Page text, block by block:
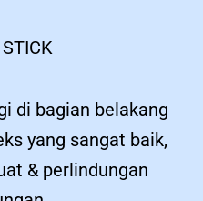
di bagian belakang
yang sangat baik,
& perlindungan